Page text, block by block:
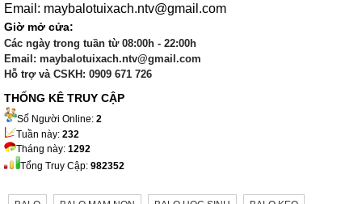
Email: maybalotuixach.ntv@gmail.com
Giờ mở cửa:
Các ngày trong tuần từ 08:00h - 22:00h
Email: maybalotuixach.ntv@gmail.com
Hỗ trợ và CSKH: 0909 671 726
THỐNG KÊ TRUY CẬP
Số Người Online: 2
Tuần này: 232
Tháng này: 1292
Tổng Truy Cập: 982352